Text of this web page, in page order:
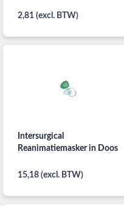
2,81 (excl. BTW)
Intersurgical
Reanimatiemasker in Doos
15,18 (excl. BTW)